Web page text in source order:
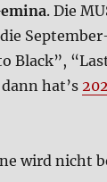
. Die
Black”,
hat’s
wird nicht